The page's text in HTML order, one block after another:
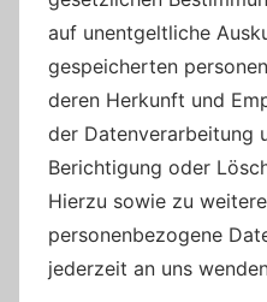
auf unentgeltliche
gespeicherten
deren Herkunft und
der Datenverarbeitung
Berichtigung oder
Hierzu sowie zu
personenbezogene
jederzeit an uns